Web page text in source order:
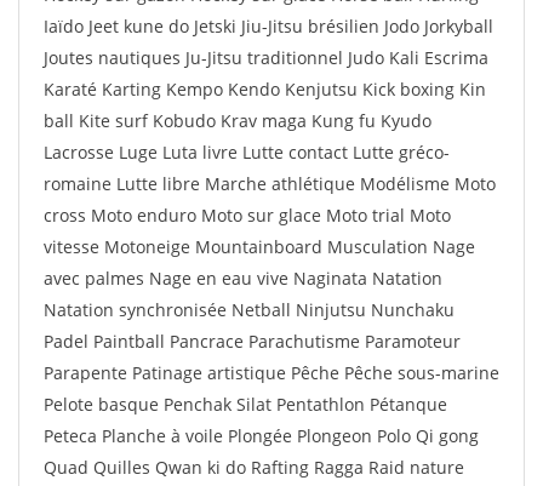
Iaïdo Jeet kune do Jetski Jiu-Jitsu brésilien Jodo Jorkyball
Joutes nautiques Ju-Jitsu traditionnel Judo Kali Escrima
Karaté Karting Kempo Kendo Kenjutsu Kick boxing Kin
ball Kite surf Kobudo Krav maga Kung fu Kyudo
Lacrosse Luge Luta livre Lutte contact Lutte gréco-
romaine Lutte libre Marche athlétique Modélisme Moto
cross Moto enduro Moto sur glace Moto trial Moto
vitesse Motoneige Mountainboard Musculation Nage
avec palmes Nage en eau vive Naginata Natation
Natation synchronisée Netball Ninjutsu Nunchaku
Padel Paintball Pancrace Parachutisme Paramoteur
Parapente Patinage artistique Pêche Pêche sous-marine
Pelote basque Penchak Silat Pentathlon Pétanque
Peteca Planche à voile Plongée Plongeon Polo Qi gong
Quad Quilles Qwan ki do Rafting Ragga Raid nature